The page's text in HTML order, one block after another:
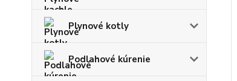
Plynové kotly
Podlahové kúrenie